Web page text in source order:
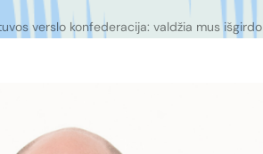
verslo konfederacija: valdžia mus išgirdo